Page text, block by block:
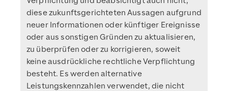
diese zukunftsgerichteten Aussagen aufgrund
neuer Informationen oder künftiger Ereignisse
oder aus sonstigen Gründen zu aktualisieren,
zu überprüfen oder zu korrigieren, soweit
keine ausdrückliche rechtliche Verpflichtung
besteht. Es werden alternative
Leistungskennzahlen verwendet, die nicht